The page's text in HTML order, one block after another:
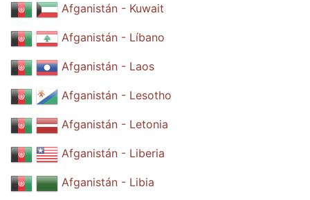
Afganistán - Kuwait
Afganistán - Líbano
Afganistán - Laos
Afganistán - Lesotho
Afganistán - Letonia
Afganistán - Liberia
Afganistán - Libia